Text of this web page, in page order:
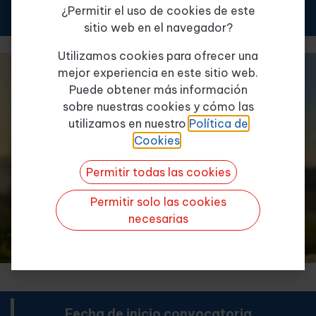
Quiero más info
¿Permitir el uso de cookies de este
sitio web en el navegador?
Utilizamos cookies para ofrecer una
mejor experiencia en este sitio web.
Puede obtener más información
sobre nuestras cookies y cómo las
utilizamos en nuestro Política de
Cookies.
Permitir todas las cookies
Permitir solo las cookies
necesarias